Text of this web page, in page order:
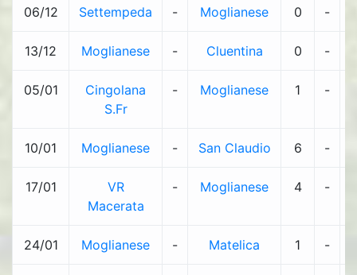
06/12 Settempeda - Moglianese 0 -
13/12 Moglianese - Cluentina 0 -
05/01
Cingolana
S.Fr
- Moglianese 1 -
10/01 Moglianese - San Claudio 6 -
17/01
VR
Macerata
- Moglianese 4 -
24/01 Moglianese - Matelica 1 -